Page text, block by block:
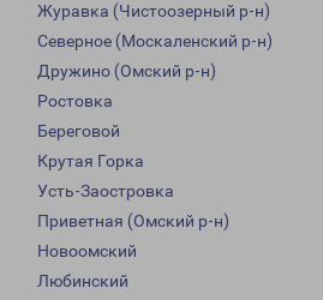
Журавка (Чистоозерный р-н)
Северное (Москаленский р-н)
Дружино (Омский р-н)
Ростовка
Береговой
Крутая Горка
Усть-Заостровка
Приветная (Омский р-н)
Новоомский
Любинский